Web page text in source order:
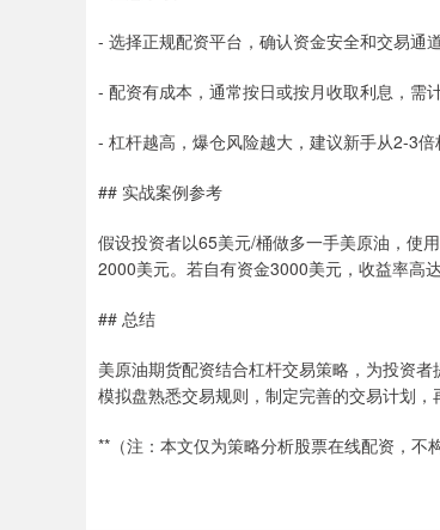
- 选择正规配资平台，确认资金安全和交易通
- 配资有成本，通常按日或按月收取利息，需
- 杠杆越高，爆仓风险越大，建议新手从2-3
## 实战案例参考
假设投资者以65美元/桶做多一手美原油，使
2000美元。若自有资金3000美元，收益率高
## 总结
美原油期货配资结合杠杆交易策略，为投资
模拟盘熟悉交易规则，制定完善的交易计划，
**（注：本文仅为策略分析股票在线配资，